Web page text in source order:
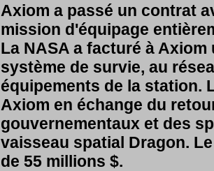
Axiom a passé un contrat
mission d'équipage
La NASA a facturé à
système de survie, au
équipements de la station.
Axiom en échange du
gouvernementaux et des
vaisseau spatial Dragon.
de 55 millions $.